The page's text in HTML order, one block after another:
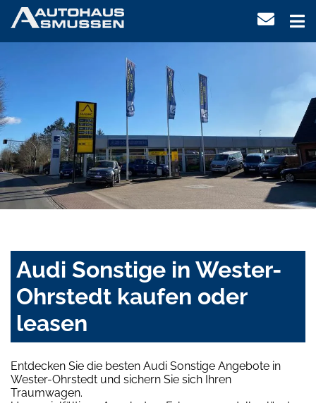
Audi Sonstige in Wester-
Ohrstedt kaufen oder
leasen
Entdecken Sie die besten Audi Sonstige Angebote in
Wester-Ohrstedt und sichern Sie sich Ihren
Traumwagen.